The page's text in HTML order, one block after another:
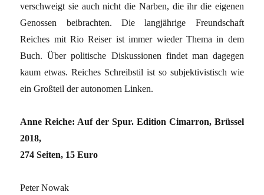
verschweigt sie auch nicht die Narben, die ihr die eigenen
Genossen beibrachten. Die langjährige Freundschaft
Reiches mit Rio Reiser ist immer wieder Thema in dem
Buch. Über politische Diskussionen findet man dagegen
kaum etwas. Reiches Schreibstil ist so subjektivistisch wie
ein Großteil der autonomen Linken.
Anne Reiche: Auf der Spur. Edition Cimarron, Brüssel
2018,
274 Seiten, 15 Euro
Peter Nowak